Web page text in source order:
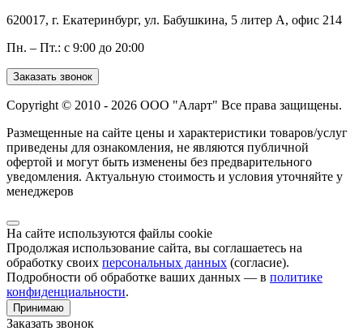
620017, г. Екатеринбург, ул. Бабушкина, 5 литер А, офис 214
Пн. – Пт.: с 9:00 до 20:00
Заказать звонок
Copyright © 2010 - 2026 ООО "Аларт" Все права защищены.
Размещенные на сайте цены и характеристики товаров/услуг
приведены для ознакомления, не являются публичной
офертой и могут быть изменены без предварительного
уведомления. Актуальную стоимость и условия уточняйте у
менеджеров
На сайте используются файлы cookie
Продолжая использование сайта, вы соглашаетесь на
обработку своих персональных данных (согласие).
Подробности об обработке ваших данных — в политике
конфиденциальности.
Принимаю
Заказать звонок